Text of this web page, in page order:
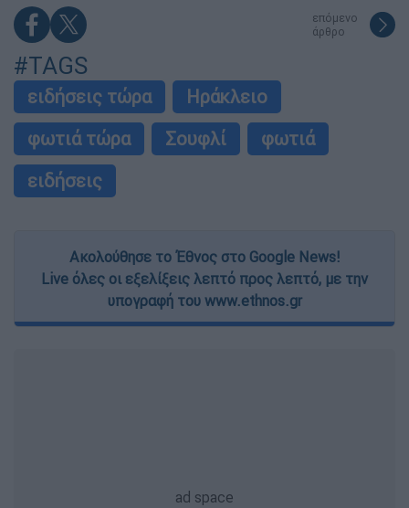
επόμενο
άρθρο
#TAGS
ειδήσεις τώρα
Ηράκλειο
φωτιά τώρα
Σουφλί
φωτιά
ειδήσεις
Ακολούθησε το Έθνος στο Google News!
Live όλες οι εξελίξεις λεπτό προς λεπτό, με την
υπογραφή του www.ethnos.gr